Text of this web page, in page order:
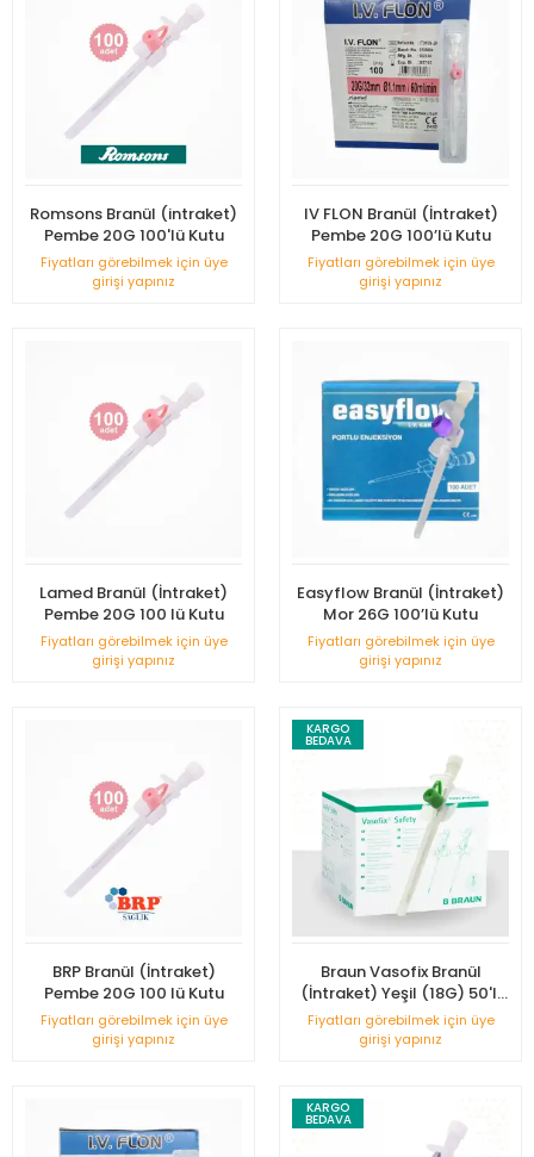
Romsons Branül (intraket)
Pembe 20G 100'lü Kutu
Fiyatları görebilmek için üye
girişi yapınız
IV FLON Branül (İntraket)
Pembe 20G 100’lü Kutu
Fiyatları görebilmek için üye
girişi yapınız
Lamed Branül (İntraket)
Pembe 20G 100 lü Kutu
Fiyatları görebilmek için üye
girişi yapınız
Easyflow Branül (İntraket)
Mor 26G 100’lü Kutu
Fiyatları görebilmek için üye
girişi yapınız
BRP Branül (İntraket)
Pembe 20G 100 lü Kutu
Fiyatları görebilmek için üye
girişi yapınız
KARGO
BEDAVA
Braun Vasofix Branül
(İntraket) Yeşil (18G) 50'li
Kutu
Fiyatları görebilmek için üye
girişi yapınız
KARGO
BEDAVA